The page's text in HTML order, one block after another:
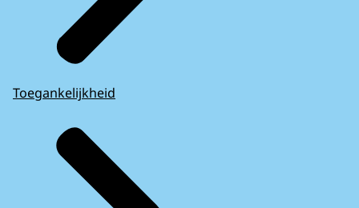
Toegankelijkheid